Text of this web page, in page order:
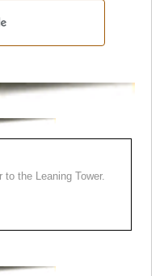
the Leaning Tower.